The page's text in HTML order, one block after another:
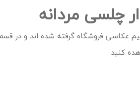
مردانه
عکاسی فروشگاه گرفته شده اند و
کنید